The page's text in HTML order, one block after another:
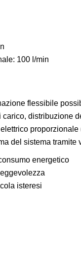
100 l/min
flessibile
distribuzione
proporzionale
del sistema
energetico
isteresi